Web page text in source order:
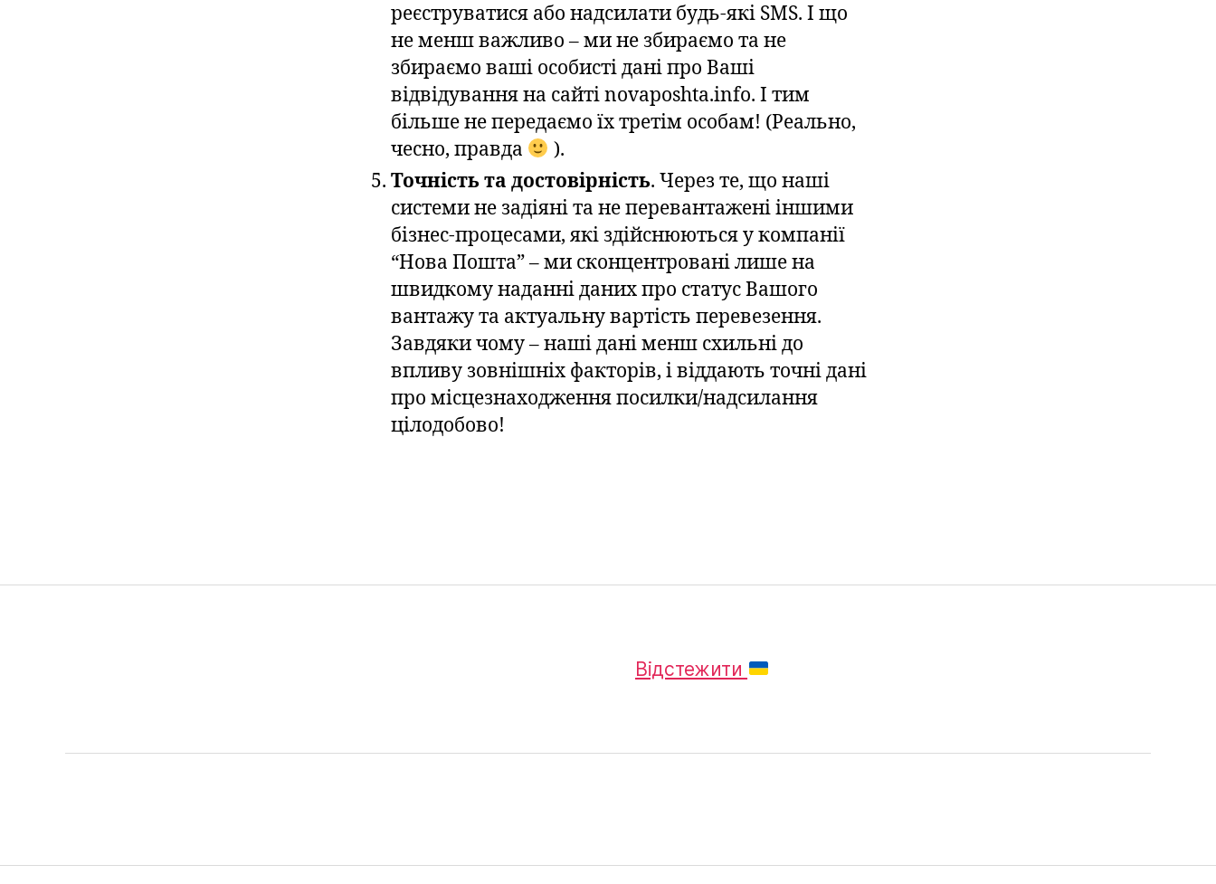
реєструватися або надсилати будь-які SMS. І що
не менш важливо – ми не збираємо та не
збираємо ваші особисті дані про Ваші
відвідування на сайті novaposhta.info. І тим
більше не передаємо їх третім особам! (Реально,
чесно, правда
).
Точність та достовірність. Через те, що наші
системи не задіяні та не перевантажені іншими
бізнес-процесами, які здійснюються у компанії
“Нова Пошта” – ми сконцентровані лише на
швидкому наданні даних про статус Вашого
вантажу та актуальну вартість перевезення.
Завдяки чому – наші дані менш схильні до
впливу зовнішніх факторів, і віддають точні дані
про місцезнаходження посилки/надсилання
цілодобово!
Відстежити